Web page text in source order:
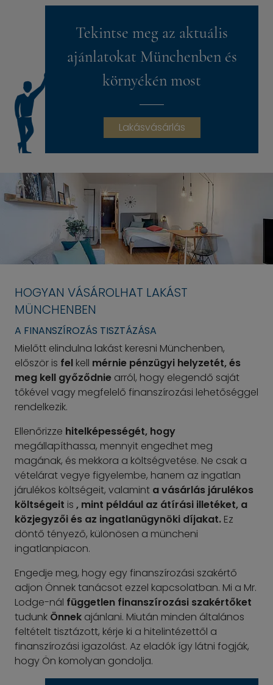
Tekintse meg az aktuális
ajánlatokat Münchenben és
környékén most
Lakásvásárlás
HOGYAN VÁSÁROLHAT LAKÁST
MÜNCHENBEN
A FINANSZÍROZÁS TISZTÁZÁSA
Mielőtt elindulna lakást keresni Münchenben,
először is fel kell mérnie pénzügyi helyzetét, és
meg kell győződnie arról, hogy elegendő saját
tőkével vagy megfelelő finanszírozási lehetőséggel
rendelkezik.
Ellenőrizze hitelképességét, hogy
megállapíthassa, mennyit engedhet meg
magának, és mekkora a költségvetése. Ne csak a
vételárat vegye figyelembe, hanem az ingatlan
járulékos költségeit, valamint a vásárlás járulékos
költségeit is , mint például az átírási illetéket, a
közjegyzői és az ingatlanügynöki díjakat. Ez
döntő tényező, különösen a müncheni
ingatlanpiacon.
Engedje meg, hogy egy finanszírozási szakértő
adjon Önnek tanácsot ezzel kapcsolatban. Mi a Mr.
Lodge-nál független finanszírozási szakértőket
tudunk Önnek ajánlani. Miután minden általános
feltételt tisztázott, kérje ki a hitelintézettől a
finanszírozási igazolást. Az eladók így látni fogják,
hogy Ön komolyan gondolja.